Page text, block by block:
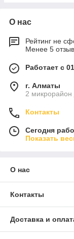
О нас
Рейтинг не
Менее 5
Работает с
г. Алматы
2
Контакты
Сегодня
Показать
О нас
Контакты
Доставка и